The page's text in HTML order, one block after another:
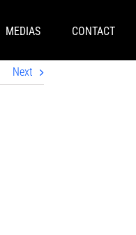
MEDIAS CONTACT
Next